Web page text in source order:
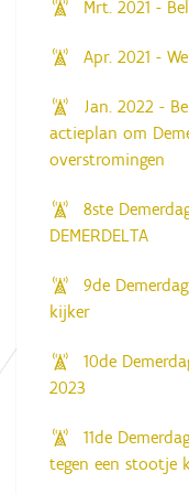
Mrt. 2021 -
Apr. 2021 -
Jan. 2022 -
actieplan om
overstromingen
8ste
DEMERDELTA
9de
kijker
10de
2023
11de
tegen een stootje